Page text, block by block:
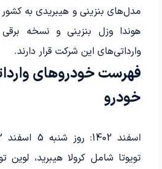
مدل‌های بنزینی و هیبریدی به
وارداتی‌های این شرکت قرار دارند.
فهرست خودروهای
خودرو
تویوتا شامل کرولا هیبرید، لوین